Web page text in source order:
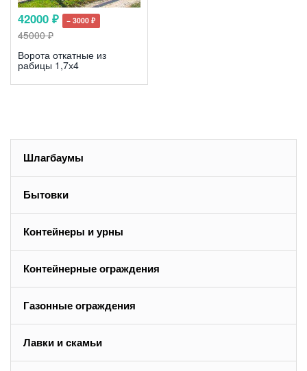
42000 ₽ − 3000 ₽
45000 ₽
Ворота откатные из
рабицы 1,7х4
Шлагбаумы
Бытовки
Контейнеры и урны
Контейнерные ограждения
Газонные ограждения
Лавки и скамьи